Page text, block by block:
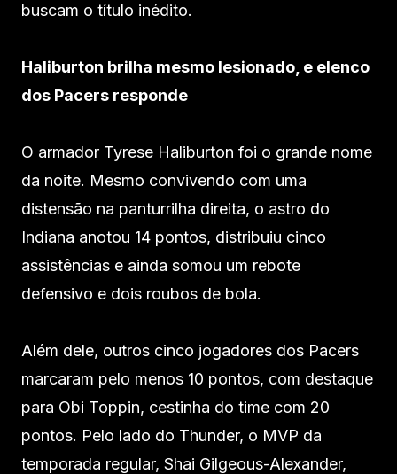
buscam o título inédito.
Haliburton brilha mesmo lesionado, e elenco
dos Pacers responde
O armador Tyrese Haliburton foi o grande nome
da noite. Mesmo convivendo com uma
distensão na panturrilha direita, o astro do
Indiana anotou 14 pontos, distribuiu cinco
assistências e ainda somou um rebote
defensivo e dois roubos de bola.
Além dele, outros cinco jogadores dos Pacers
marcaram pelo menos 10 pontos, com destaque
para Obi Toppin, cestinha do time com 20
pontos. Pelo lado do Thunder, o MVP da
temporada regular, Shai Gilgeous-Alexander,